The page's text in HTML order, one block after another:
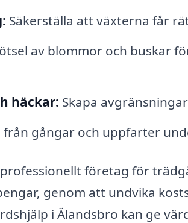
Säkerställa att växterna får
av blommor och buskar
häckar: Skapa
från gångar och uppfarter
företag för
genom att undvika
i Älandsbro kan ge